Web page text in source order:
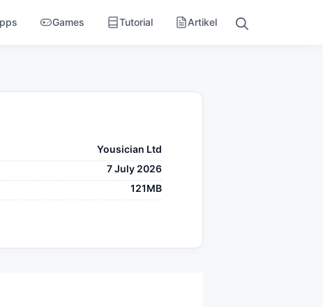
Games Tutorial Artikel
Yousician Ltd
7 July 2026
121MB